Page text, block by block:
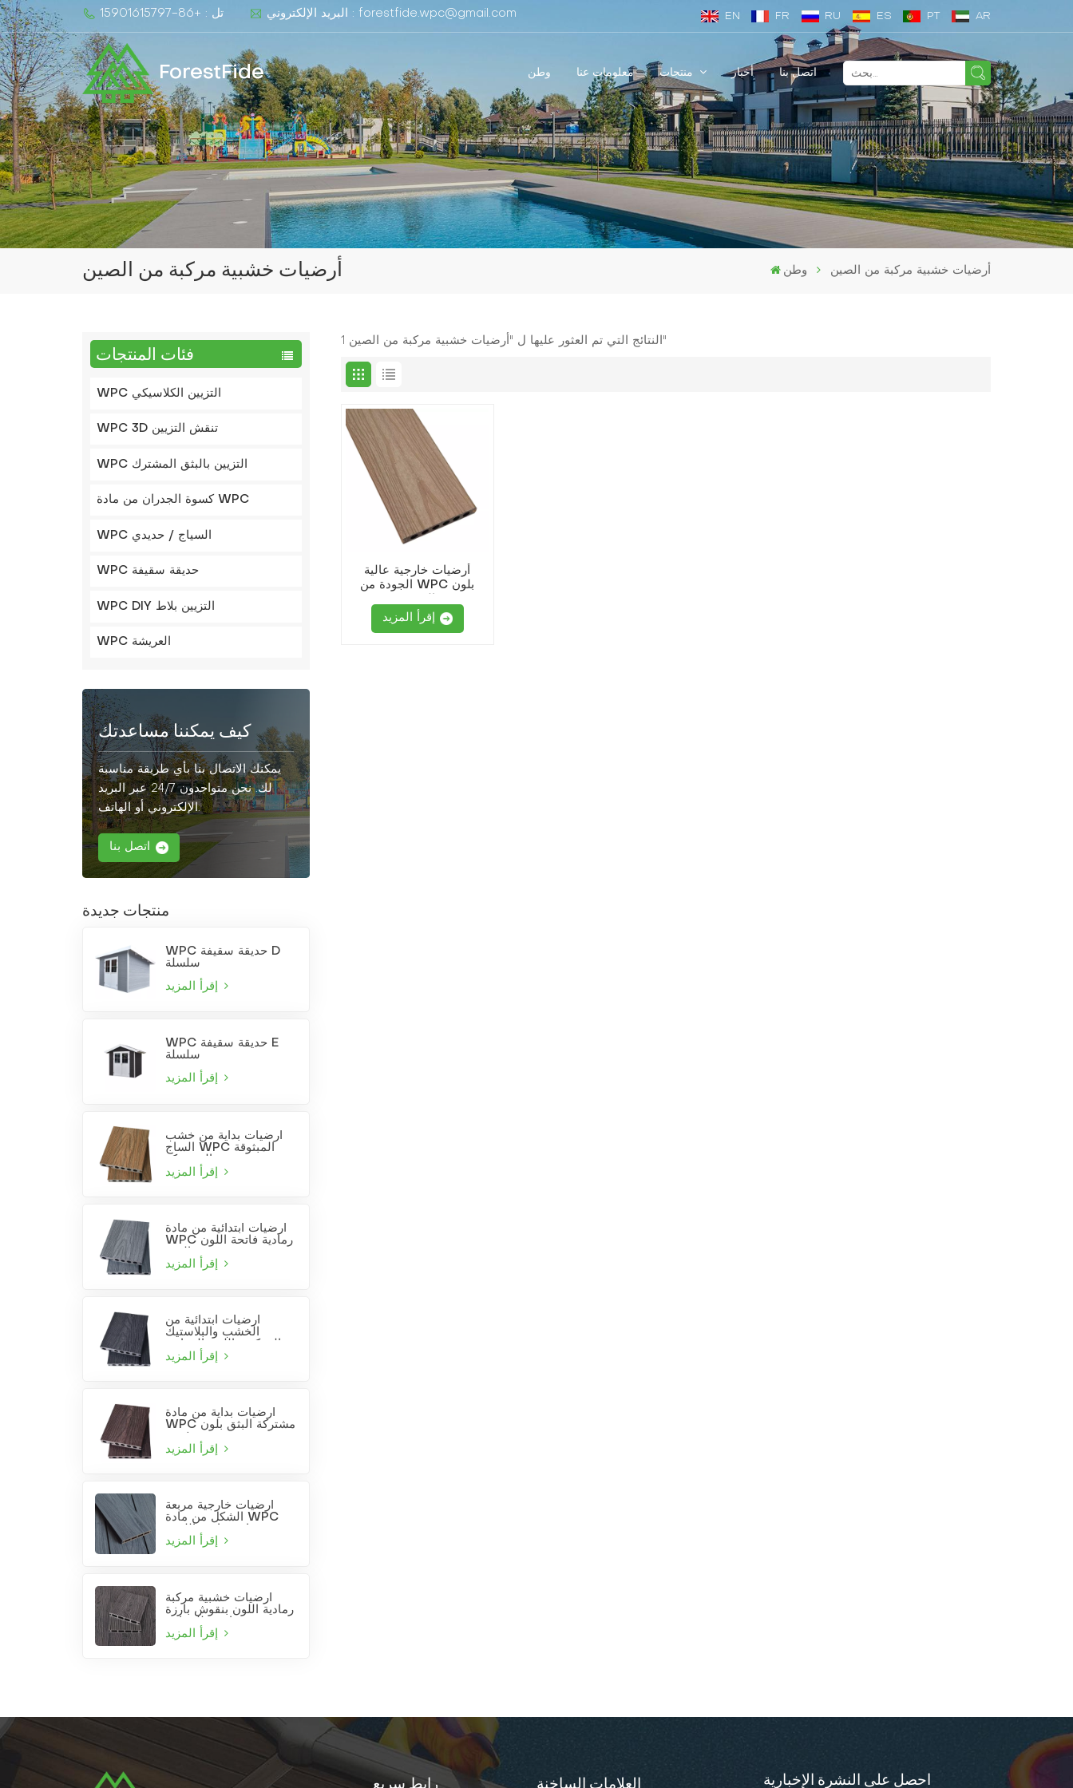
تل : +86-15901615797 البريد الإلكتروني : forestfide.wpc@gmail.com EN FR RU ES PT AR
ForestFide وطن معلومات عنا أخبار اتصل بنا
أرضيات خشبية مركبة من الصين وطن أرضيات خشبية مركبة من الصين
فئات المنتجات
WPC التزيين الكلاسيكي
WPC 3D تنقش التزيين
WPC التزيين بالبثق المشترك
كسوة الجدران من مادة WPC
WPC السياج / حديدي
WPC حديقة سقيفة
WPC DIY التزيين بلاط
WPC العريشة
كيف يمكننا مساعدتك
يمكنك الاتصال بنا بأي طريقة مناسبة
لك. نحن متواجدون 24/7 عبر البريد
الإلكتروني أو الهاتف.
اتصل بنا
منتجات جديدة
WPC حديقة سقيفة D
سلسلة
WPC حديقة سقيفة E
سلسلة
أرضيات بداية من خشب
الساج WPC المبثوقة
أرضيات ابتدائية من مادة
WPC رمادية فاتحة اللون
المشترك
أرضيات ابتدائية من
الخشب والبلاستيك
الفحمي
أرضيات بداية من مادة
WPC مشتركة البثق بلون
أرضيات خارجية مربعة
الشكل من مادة WPC
مصنعة بتقنية البثق
أرضيات خشبية مركبة
رمادية اللون بنقوش بارزة
والفناء
1 النتائج التي تم العثور عليها ل "أرضيات خشبية مركبة من الصين"
أرضيات خارجية عالية
الجودة من WPC بلون
إقرأ المزيد
احصل على النشرة الإخبارية